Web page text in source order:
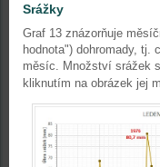
Srážky
Graf 13 znázorňuje
hodnota") dohromady, tj.
měsíc. Množství srážek
kliknutím na obrázek jej